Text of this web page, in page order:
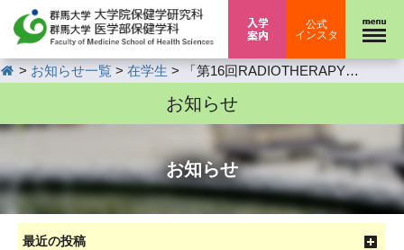
公式
インスタ
HOME
> お知らせ一覧 > 在学生 > 「第16回RADIOTHERAPY MOONSHOT共催 第4回重粒子線医理工連携セミナー」開催のお知らせ（8月1日(木)開催）
お知らせ
お知らせ
最近の投稿